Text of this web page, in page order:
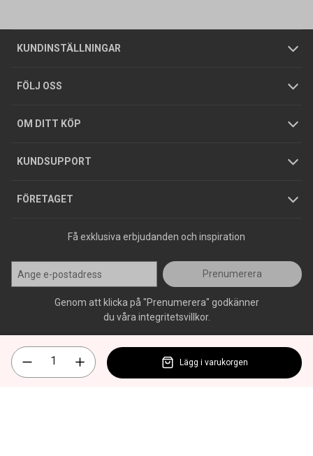
KUNDINSTÄLLNINGAR
Företagskund / Privatkund
FÖLJ OSS
OM DITT KÖP
Allmänna försäljningsvillkor
Integritetspolicy
GDPR
KUNDSUPPORT
Butiker
Foldrar och kataloger
Köpguider
Varumärken
FÖRETAGET
Om oss
Tjänster
Hållbarhet
Jobba hos oss
Press
Få exklusiva erbjudanden och inspiration
Prenumerera
Genom att klicka på "Prenumerera" godkänner
du våra integritetsvillkor.
Lägg i varukorgen